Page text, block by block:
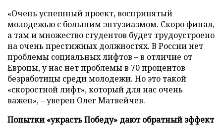
«Очень успешный проект, воспринятый
молодежью с большим энтузиазмом. Скоро финал,
а там и множество студентов будет трудоустроено
на очень престижных должностях. В России нет
проблемы социальных лифтов – в отличие от
Европы, у нас нет проблемы в 70 процентов
безработицы среди молодежи. Но это такой
«скоростной лифт», который для нас очень
важен», – уверен Олег Матвейчев.
Попытки «украсть Победу» дают обратный эффект